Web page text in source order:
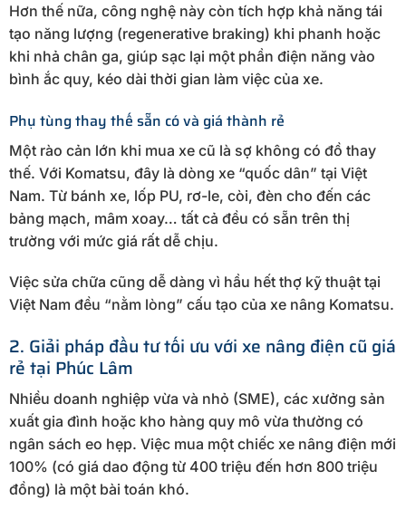
Hơn thế nữa, công nghệ này còn tích hợp khả năng tái
tạo năng lượng (regenerative braking) khi phanh hoặc
khi nhả chân ga, giúp sạc lại một phần điện năng vào
bình ắc quy, kéo dài thời gian làm việc của xe.
Phụ tùng thay thế sẵn có và giá thành rẻ
Một rào cản lớn khi mua xe cũ là sợ không có đồ thay
thế. Với Komatsu, đây là dòng xe “quốc dân” tại Việt
Nam. Từ bánh xe, lốp PU, rơ-le, còi, đèn cho đến các
bảng mạch, mâm xoay… tất cả đều có sẵn trên thị
trường với mức giá rất dễ chịu.
Việc sửa chữa cũng dễ dàng vì hầu hết thợ kỹ thuật tại
Việt Nam đều “nằm lòng” cấu tạo của xe nâng Komatsu.
2. Giải pháp đầu tư tối ưu với xe nâng điện cũ giá
rẻ tại Phúc Lâm
Nhiều doanh nghiệp vừa và nhỏ (SME), các xưởng sản
xuất gia đình hoặc kho hàng quy mô vừa thường có
ngân sách eo hẹp. Việc mua một chiếc xe nâng điện mới
100% (có giá dao động từ 400 triệu đến hơn 800 triệu
đồng) là một bài toán khó.